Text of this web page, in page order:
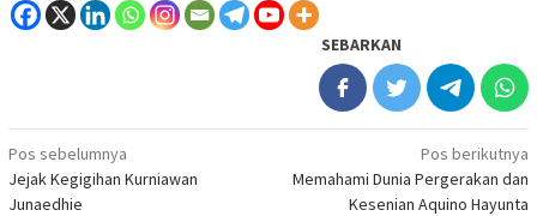
SEBARKAN
Navigasi
pos
Pos sebelumnya
Jejak Kegigihan Kurniawan
Junaedhie
Pos berikutnya
Memahami Dunia Pergerakan dan
Kesenian Aquino Hayunta